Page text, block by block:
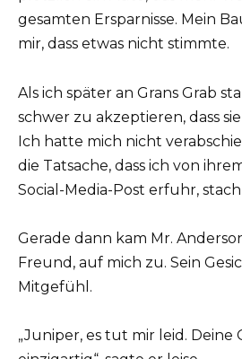
gesamten Ersparnisse. Mein
mir, dass etwas nicht stimmte.
Als ich später an Grans Grab
schwer zu akzeptieren, dass
Ich hatte mich nicht
die Tatsache, dass ich von
Social-Media-Post erfuhr,
Gerade dann kam Mr.
Freund, auf mich zu. Sein
Mitgefühl.
„Juniper, es tut mir leid. Deine